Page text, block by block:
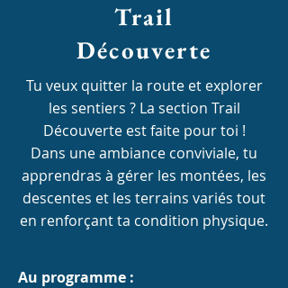
Trail
Découverte
Tu veux quitter la route et explorer
les sentiers ? La section Trail
Découverte est faite pour toi !
Dans une ambiance conviviale, tu
apprendras à gérer les montées, les
descentes et les terrains variés tout
en renforçant ta condition physique.
Au programme :